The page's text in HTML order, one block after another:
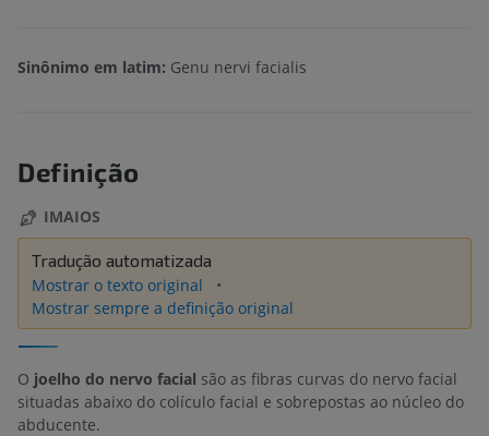
Sinônimo em latim: Genu nervi facialis
Definição
IMAIOS
Tradução automatizada
Mostrar o texto original
Mostrar sempre a definição original
O joelho do nervo facial são as fibras curvas do nervo facial
situadas abaixo do colículo facial e sobrepostas ao núcleo do
abducente.